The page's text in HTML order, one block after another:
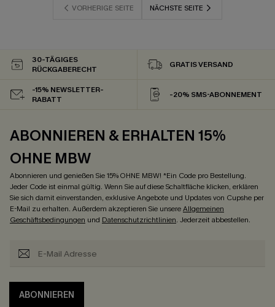
VORHERIGE SEITE NÄCHSTE SEITE
30-TÄGIGES
RÜCKGABERECHT
GRATIS VERSAND
-15% NEWSLETTER-
RABATT
-20% SMS-ABONNEMENT
ABONNIEREN & ERHALTEN 15%
OHNE MBW
Abonnieren und genießen Sie 15% OHNE MBW! *Ein Code pro Bestellung.
Jeder Code ist einmal gültig. Wenn Sie auf diese Schaltfläche klicken, erklären
Sie sich damit einverstanden, exklusive Angebote und Updates von Cupshe per
E-Mail zu erhalten. Außerdem akzeptieren Sie unsereAllgemeinen
Geschäftsbedingungen und Datenschutzrichtlinien. Jederzeit abbestellen.
ABONNIEREN